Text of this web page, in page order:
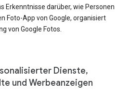
Erkenntnisse darüber, wie Personen
Foto-App von Google, organisiert
von Google Fotos.
Dienste,
und Werbeanzeigen